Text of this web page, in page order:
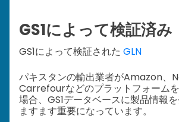
GS1によって検証済み
GS1によって検証された GLN
パキスタンの輸出業者がAmazon、
Carrefourなどのプラットフォーム
場合、GS1データベースに製品情報
ますます重要になっています。